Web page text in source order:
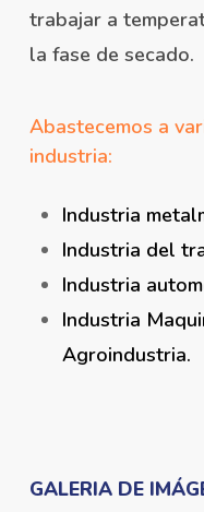
trabajar a
la fase de secado.
Abastecemos a
industria:
Industria
Industria del
Industria
Industria
Agroindustria.
GALERIA DE